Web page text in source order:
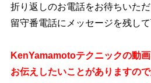
折り返しのお電話をお待ちいた
留守番電話にメッセージを残し
KenYamamotoテクニックの動
お伝えしたいことがありますの